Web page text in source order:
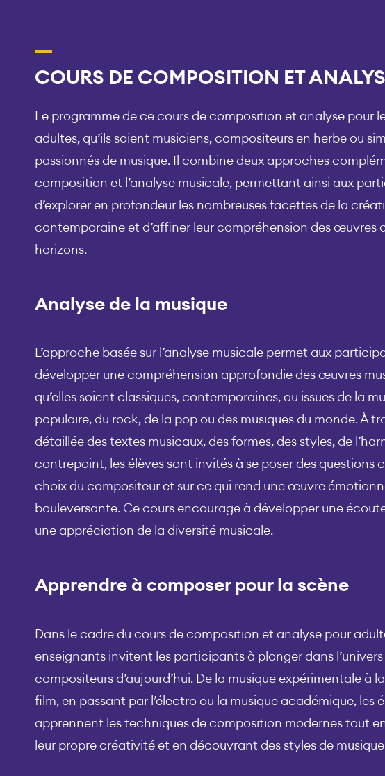
COURS DE COMPOSITION ET
Le programme de ce cours de composition et analyse pour
adultes, qu’ils soient musiciens, compositeurs en herbe ou
passionnés de musique. Il combine deux approches
composition et l’analyse musicale, permettant ainsi aux
d’explorer en profondeur les nombreuses facettes de la
contemporaine et d’affiner leur compréhension des œuvres
horizons.
Analyse de la musique
L’approche basée sur l’analyse musicale permet aux
développer une compréhension approfondie des œuvres
qu’elles soient classiques, contemporaines, ou issues de la
populaire, du rock, de la pop ou des musiques du monde. À
détaillée des textes musicaux, des formes, des styles, de
contrepoint, les élèves sont invités à se poser des questions
choix du compositeur et sur ce qui rend une œuvre
bouleversante. Ce cours encourage à développer une
une appréciation de la diversité musicale.
Apprendre à composer pour la scène
Dans le cadre du cours de composition et analyse pour
enseignants invitent les participants à plonger dans
compositeurs d’aujourd’hui. De la musique expérimentale à
film, en passant par l’électro ou la musique académique, les
apprennent les techniques de composition modernes tout
leur propre créativité et en découvrant des styles de